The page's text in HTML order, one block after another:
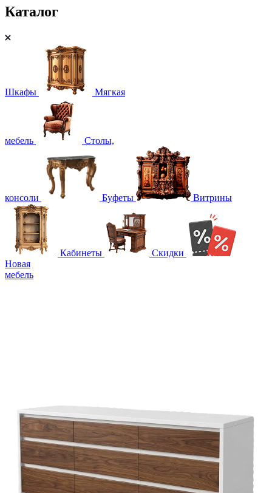
Каталог
Шкафы Мягкая
мебель Столы,
консоли Буфеты Витрины
Кабинеты
Скидки
Новая
мебель